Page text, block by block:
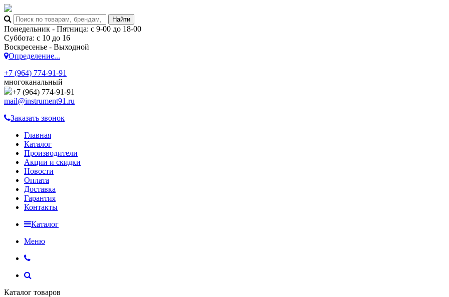
Понедельник - Пятница: с 9-00 до 18-00
Суббота: с 10 до 16
Воскресенье - Выходной
Определение...
+7 (964) 774-91-91
многоканальный
+7 (964) 774-91-91
mail@instrument91.ru
Заказать звонок
Главная
Каталог
Производители
Акции и скидки
Новости
Оплата
Доставка
Гарантия
Контакты
Каталог
Меню
Каталог товаров